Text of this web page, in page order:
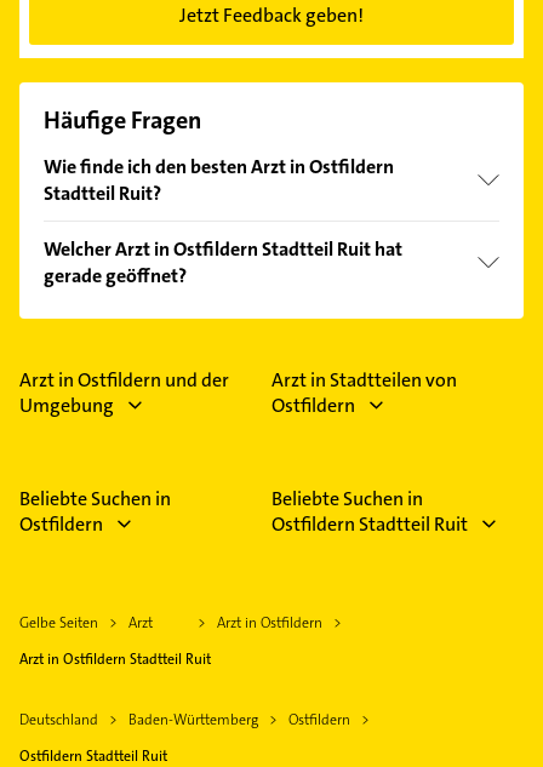
Jetzt Feedback geben!
Häufige Fragen
Wie finde ich den besten Arzt in Ostfildern
Stadtteil Ruit?
Kundenmeinungen und profitieren Sie von den
Empfehlungen. Die Suchergebnisse können Sie sich
einfach nachBewertungensortiert anzeigen lassen.
Welcher Arzt in Ostfildern Stadtteil Ruit hat
gerade geöffnet?
Im Anbieter-Bereich finden Sie alleÖffnungszeiten.
Feiertagen abweichen können.
Arzt in Ostfildern und der
Umgebung
Arzt in Stadtteilen von
Ostfildern
Beliebte Suchen in
Ostfildern
Beliebte Suchen in
Ostfildern Stadtteil Ruit
Gelbe Seiten Arzt
Arzt in Ostfildern
Arzt in Ostfildern Stadtteil Ruit
Deutschland Baden-Württemberg
Ostfildern
Ostfildern Stadtteil Ruit